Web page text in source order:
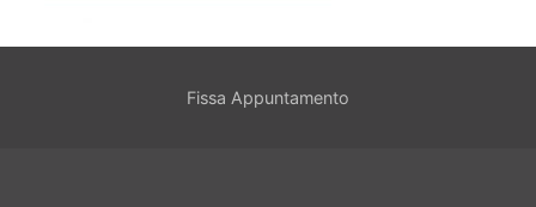
Fissa Appuntamento